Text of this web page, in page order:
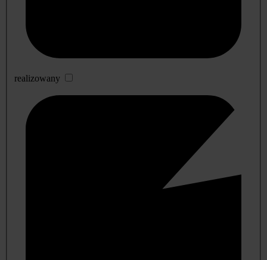
realizowany